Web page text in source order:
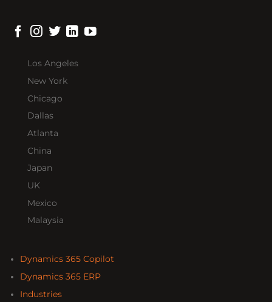
Los Angeles
New York
Chicago
Dallas
Atlanta
China
Japan
UK
Mexico
Malaysia
Dynamics 365 Copilot
Dynamics 365 ERP
Industries